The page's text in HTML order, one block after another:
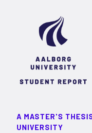
A MASTER'S
UNIVERSITY